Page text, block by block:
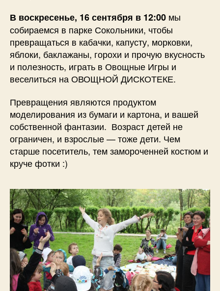
В воскресенье, 16 сентября в 12:00 мы
собираемся в парке Сокольники, чтобы
превращаться в кабачки, капусту, морковки,
яблоки, баклажаны, горохи и прочую вкусность
и полезность, играть в Овощные Игры и
веселиться на ОВОЩНОЙ ДИСКОТЕКЕ.
Превращения являются продуктом
моделирования из бумаги и картона, и вашей
собственной фантазии. Возраст детей не
ограничен, и взрослые — тоже дети. Чем
старше посетитель, тем замороченней костюм и
круче фотки :)